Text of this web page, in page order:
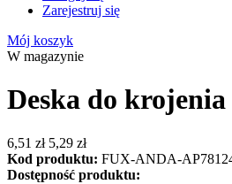
Zarejestruj się
Mój koszyk
W magazynie
Deska do
6,51 zł 5,29 zł
Kod produktu: FUX-ANDA-
Dostępność produktu: